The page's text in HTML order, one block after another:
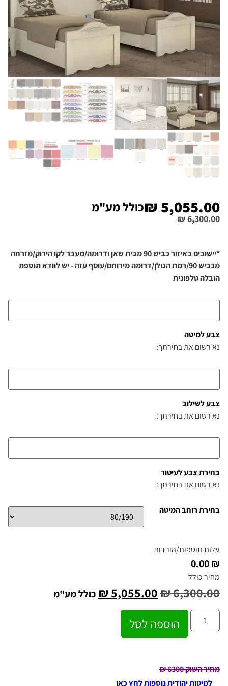
₪6,300.00
₪5,055.00 כולל מע"מ
*יישובים באיזור כביש 90 מבית שאן ודרומה/מעבר לקו הירוק/מזרחה
מכביש 90/רמת הגולן/דרומה מירוחם/עוטף עזה - יש לוודא תוספת
הובלה טלפונית
בחירת רוחב המיטה
צבע למיטה
נא רשום את בחירתך:
צבע לשילוב
נא רשום את בחירתך:
בחירת צבע לעיטור
נא רשום את בחירתך:
עלות תוספות/הורדות
₪ 0.00
מחיר כולל
₪6,300.00
₪5,055.00 כולל מע"מ
הוספה לסל
מחיר השוק 6300
₪
למיטות יהודית נוספות לחץ כאן